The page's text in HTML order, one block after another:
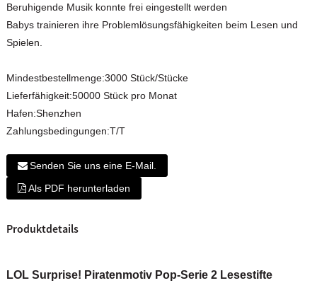
Beruhigende Musik konnte frei eingestellt werden
Babys trainieren ihre Problemlösungsfähigkeiten beim Lesen und
Spielen.
Mindestbestellmenge:3000 Stück/Stücke
Lieferfähigkeit:50000 Stück pro Monat
Hafen:Shenzhen
Zahlungsbedingungen:T/T
Senden Sie uns eine E-Mail.
Als PDF herunterladen
Produktdetails
LOL Surprise! Piratenmotiv Pop-Serie 2 Lesestifte